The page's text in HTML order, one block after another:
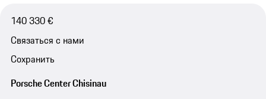
140 330 €
Связаться с нами
Сохранить
Porsche Center Chisinau